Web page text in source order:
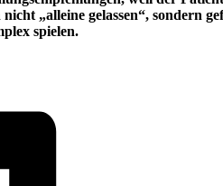
nicht „alleine gelassen“, sondern
spielen.